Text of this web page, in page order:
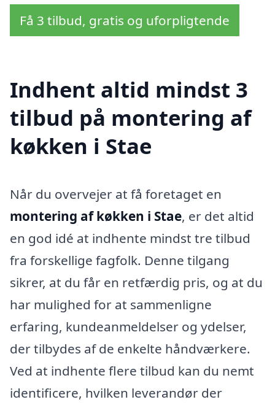
Få 3 tilbud, gratis og uforpligtende
Indhent altid mindst 3
tilbud på montering af
køkken i Stae
Når du overvejer at få foretaget en
montering af køkken i Stae, er det altid
en god idé at indhente mindst tre tilbud
fra forskellige fagfolk. Denne tilgang
sikrer, at du får en retfærdig pris, og at du
har mulighed for at sammenligne
erfaring, kundeanmeldelser og ydelser,
der tilbydes af de enkelte håndværkere.
Ved at indhente flere tilbud kan du nemt
identificere, hvilken leverandør der